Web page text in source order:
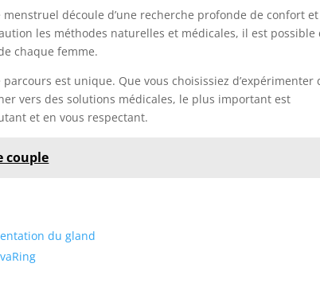
découle d’une recherche profonde de confort et
les méthodes naturelles et médicales, il est possible
chaque femme.
est unique. Que vous choisissiez d’expérimenter
vers des solutions médicales, le plus important est
et en vous respectant.
couple
du gland